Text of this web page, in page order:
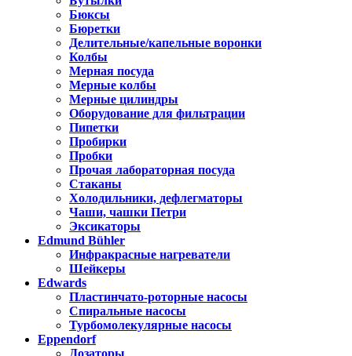
Бюксы
Бюретки
Делительные/капельные воронки
Колбы
Мерная посуда
Мерные колбы
Мерные цилиндры
Оборудование для фильтрации
Пипетки
Пробирки
Пробки
Прочая лабораторная посуда
Стаканы
Холодильники, дефлегматоры
Чаши, чашки Петри
Эксикаторы
Edmund Bühler
Инфракрасные нагреватели
Шейкеры
Edwards
Пластинчато-роторные насосы
Спиральные насосы
Турбомолекулярные насосы
Eppendorf
Дозаторы